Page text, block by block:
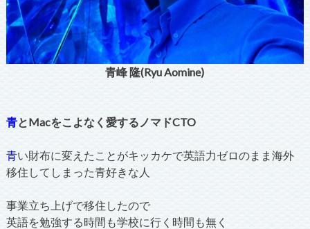
青峰 隆(Ryu Aomine)
青とMacをこよなく愛するノマドCTO
青い財布に変えたことがキッカケで英語力ゼロのまま海外
移住してしまった青好きな人
事業立ち上げで移住したので
英語を勉強する時間も学校に行く時間も無く